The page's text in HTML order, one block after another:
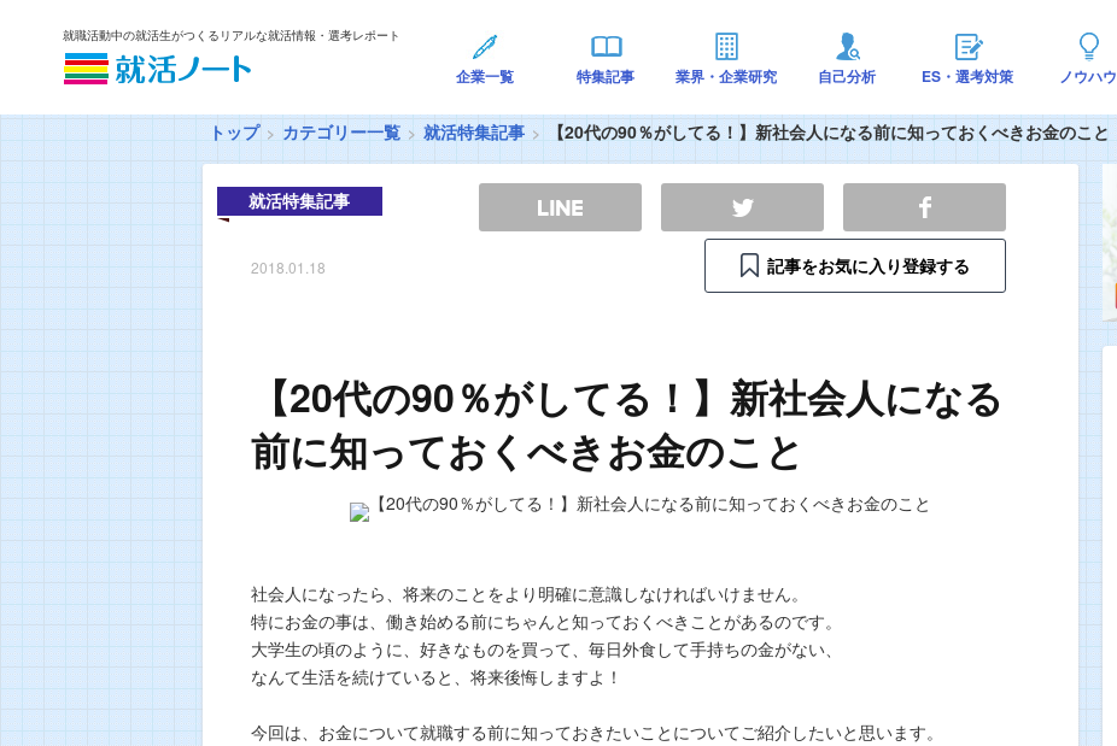
就職活動中の就活生がつくるリアルな就活情報・選考レポート
企業一覧 特集記事 業界・企業研究 自己分析 ES・選考対策 ノウハウ
トップ カテゴリー一覧 就活特集記事 【20代の90％がしてる！】新社会人になる前に知っておくべきお金のこと
就活特集記事
2018.01.18 記事をお気に入り登録する
【20代の90％がしてる！】新社会人になる
前に知っておくべきお金のこと
社会人になったら、将来のことをより明確に意識しなければいけません。
特にお金の事は、働き始める前にちゃんと知っておくべきことがあるのです。
大学生の頃のように、好きなものを買って、毎日外食して手持ちの金がない、
なんて生活を続けていると、将来後悔しますよ！
今回は、お金について就職する前に知っておきたいことについてご紹介したいと思います。